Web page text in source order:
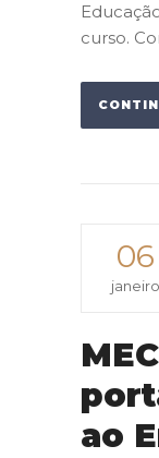
curso.
06
janeiro
ao